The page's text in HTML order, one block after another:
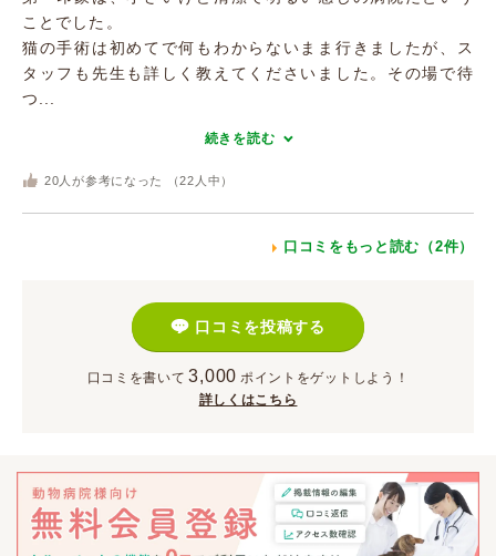
ことでした。
猫の手術は初めてで何もわからないまま行きましたが、ス
タッフも先生も詳しく教えてくださいました。その場で待
つ...
続きを読む
20 人が参考になった （22 人中）
口コミをもっと読む（2件）
口コミを投稿する
口コミを書いて 3,000 ポイント をゲットしよう！
詳しくはこちら